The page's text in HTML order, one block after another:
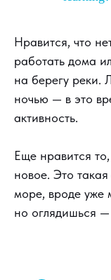
Нравится, что
работать дома
на берегу реки.
ночью — в это
активность.
Еще нравится
новое. Это
море, вроде уже
но оглядишься